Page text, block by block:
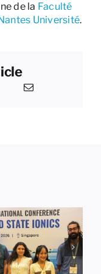
de la Faculté
Université.
Themosia
2026 à